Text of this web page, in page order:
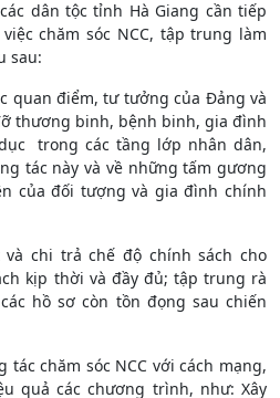
dân tộc tỉnh Hà Giang cần tiếp
chăm sóc NCC, tập trung làm
sau:
quan điểm, tư tưởng của Đảng và
thương binh, bệnh binh, gia đình
trong các tầng lớp nhân dân,
tác này và về những tấm gương
của đối tượng và gia đình chính
chi trả chế độ chính sách cho
kịp thời và đầy đủ; tập trung rà
hồ sơ còn tồn đọng sau chiến
tác chăm sóc NCC với cách mạng,
quả các chương trình, như: Xây